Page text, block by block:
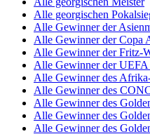
Alle georgischen
Alle Gewinner der
Alle Gewinner der Copa
Alle Gewinner der Fritz-
Alle Gewinner der UEFA
Alle Gewinner des
Alle Gewinner des
Alle Gewinner des
Alle Gewinner des
Alle Gewinner des